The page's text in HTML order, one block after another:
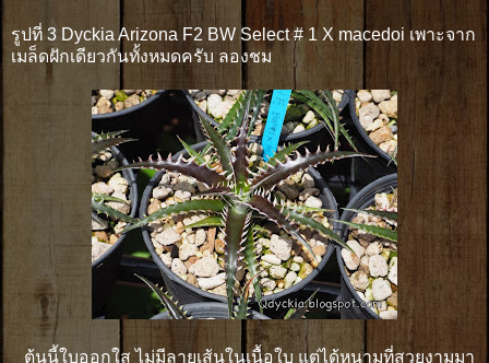
รูปที่ 3 Dyckia Arizona F2 BW Select # 1 X macedoi เพาะจาก
เมล็ดฝักเดียวกันทั้งหมดครับ ลองชม
ต้นนี้ใบออกใส ไม่มีลายเส้นในเนื้อใบ แต่ได้หนามที่สวยงามมา